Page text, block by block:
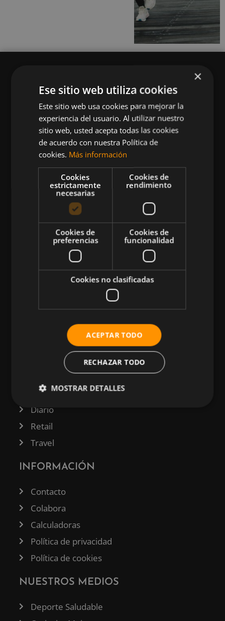
Queremos mantenerte al día en temas de
deportes, fitness, nutrición, salud, recetas
saludables y tecnología aplicada al deporte y la
vida sana.
CATEGORÍAS
Atletismo
Musculación
Más Deportes
Tecnología
Diario
Retail
Travel
INFORMACIÓN
Contacto
Colabora
Calculadoras
Política de privacidad
Política de cookies
NUESTROS MEDIOS
Deporte Saludable
×
Ese sitio web utiliza cookies
Este sitio web usa cookies para mejorar la
experiencia del usuario. Al utilizar nuestro
sitio web, usted acepta todas las cookies
de acuerdo con nuestra Política de
cookies. Más información
Cookies
estrictamente
necesarias
Cookies de
rendimiento
Cookies de
preferencias
Cookies de
funcionalidad
Cookies no clasificadas
ACEPTAR TODO
RECHAZAR TODO
MOSTRAR DETALLES